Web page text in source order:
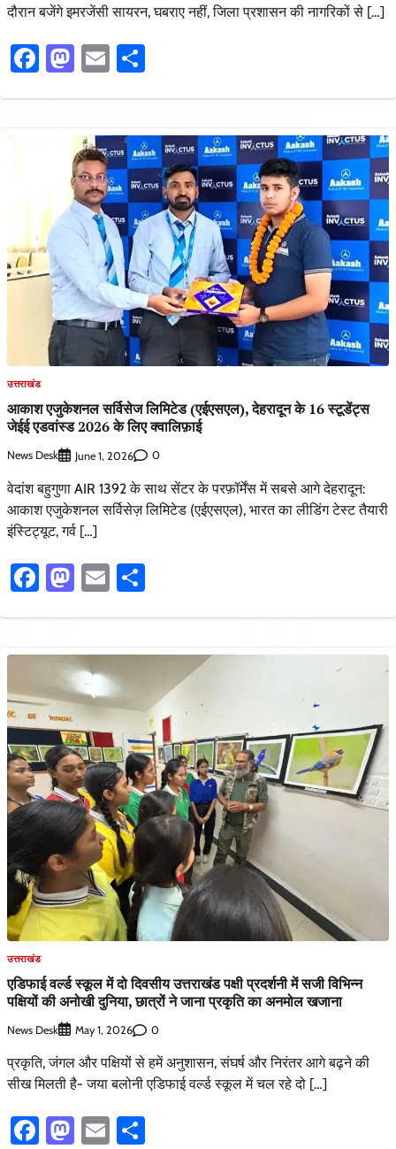
दौरान बजेंगे इमरजेंसी सायरन, घबराए नहीं, जिला प्रशासन की नागरिकों से […]
Facebook
Mastodon
Email
उत्तराखंड
आकाश एजुकेशनल सर्विसेज लिमिटेड (एईएसएल), देहरादून के 16 स्टूडेंट्स
जेईई एडवांस्ड 2026 के लिए क्वालिफ़ाई
News Desk June 1, 2026 0
वेदांश बहुगुणा AIR 1392 के साथ सेंटर के परफ़ॉर्मेंस में सबसे आगे देहरादून:
आकाश एजुकेशनल सर्विसेज़ लिमिटेड (एईएसएल), भारत का लीडिंग टेस्ट तैयारी
इंस्टिट्यूट, गर्व […]
Facebook
Mastodon
Email
उत्तराखंड
एडिफाई वर्ल्ड स्कूल में दो दिवसीय उत्तराखंड पक्षी प्रदर्शनी में सजी विभिन्न
पक्षियों की अनोखी दुनिया, छात्रों ने जाना प्रकृति का अनमोल खजाना
News Desk May 1, 2026 0
प्रकृति, जंगल और पक्षियों से हमें अनुशासन, संघर्ष और निरंतर आगे बढ़ने की
सीख मिलती है- जया बलोनी एडिफाई वर्ल्ड स्कूल में चल रहे दो […]
Facebook
Mastodon
Email